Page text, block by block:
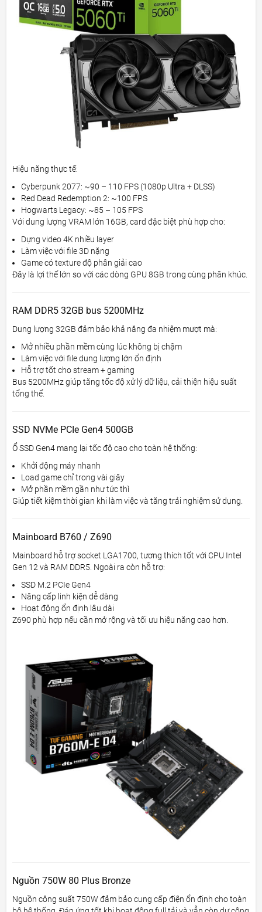
Hiệu năng thực tế:
Cyberpunk 2077: ~90 – 110 FPS (1080p Ultra + DLSS)
Red Dead Redemption 2: ~100 FPS
Hogwarts Legacy: ~85 – 105 FPS
Với dung lượng VRAM lớn 16GB, card đặc biệt phù hợp cho:
Dựng video 4K nhiều layer
Làm việc với file 3D nặng
Game có texture độ phân giải cao
Đây là lợi thế lớn so với các dòng GPU 8GB trong cùng phân khúc.
RAM DDR5 32GB bus 5200MHz
Dung lượng 32GB đảm bảo khả năng đa nhiệm mượt mà:
Mở nhiều phần mềm cùng lúc không bị chậm
Làm việc với file dung lượng lớn ổn định
Hỗ trợ tốt cho stream + gaming
Bus 5200MHz giúp tăng tốc độ xử lý dữ liệu, cải thiện hiệu suất
tổng thể.
SSD NVMe PCIe Gen4 500GB
Ổ SSD Gen4 mang lại tốc độ cao cho toàn hệ thống:
Khởi động máy nhanh
Load game chỉ trong vài giây
Mở phần mềm gần như tức thì
Giúp tiết kiệm thời gian khi làm việc và tăng trải nghiệm sử dụng.
Mainboard B760 / Z690
Mainboard hỗ trợ socket LGA1700, tương thích tốt với CPU Intel
Gen 12 và RAM DDR5. Ngoài ra còn hỗ trợ:
SSD M.2 PCIe Gen4
Nâng cấp linh kiện dễ dàng
Hoạt động ổn định lâu dài
Z690 phù hợp nếu cần mở rộng và tối ưu hiệu năng cao hơn.
Nguồn 750W 80 Plus Bronze
Nguồn công suất 750W đảm bảo cung cấp điện ổn định cho toàn